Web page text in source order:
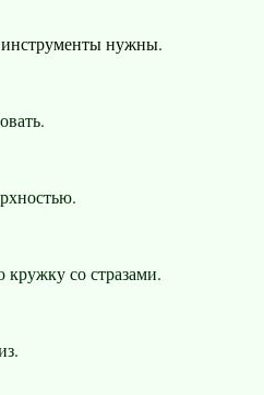
нужны.
кружку со стразами.